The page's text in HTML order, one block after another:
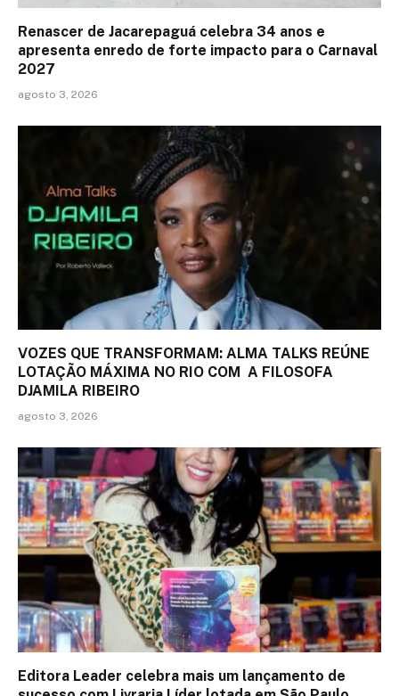
Renascer de Jacarepaguá celebra 34 anos e
apresenta enredo de forte impacto para o Carnaval
2027
agosto 3, 2026
VOZES QUE TRANSFORMAM: ALMA TALKS REÚNE
LOTAÇÃO MÁXIMA NO RIO COM A FILOSOFA
DJAMILA RIBEIRO
agosto 3, 2026
Editora Leader celebra mais um lançamento de